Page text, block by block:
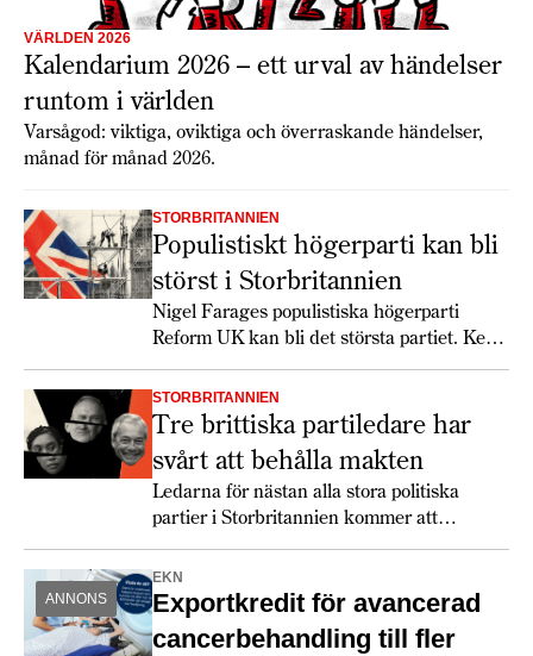
VÄRLDEN 2026
Kalendarium 2026 – ett urval av händelser
runtom i världen
Varsågod: viktiga, oviktiga och överraskande händelser,
månad för månad 2026.
STORBRITANNIEN
Populistiskt högerparti kan bli
störst i Storbritannien
Nigel Farages populistiska högerparti
Reform UK kan bli det största partiet. Keir
soffliggarna blir aktiva.
STORBRITANNIEN
Tre brittiska partiledare har
svårt att behålla makten
Ledarna för nästan alla stora politiska
partier i Storbritannien kommer att
ANNONS
EKN
Exportkredit för avancerad
cancerbehandling till fler